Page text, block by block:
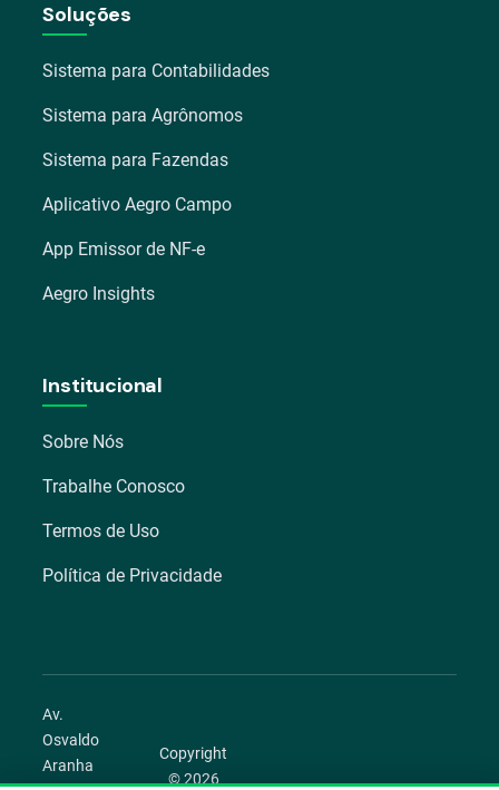
Soluções
Sistema para Contabilidades
Sistema para Agrônomos
Sistema para Fazendas
Aplicativo Aegro Campo
App Emissor de NF-e
Aegro Insights
Institucional
Sobre Nós
Trabalhe Conosco
Termos de Uso
Política de Privacidade
Av.
Osvaldo
Aranha
Copyright
© 2026